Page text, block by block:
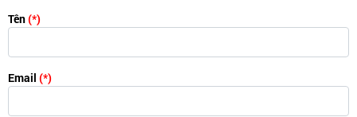
Tên(*)
Email (*)